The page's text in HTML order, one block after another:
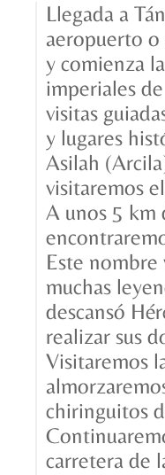
Llegada a
aeropuerto
y comienza
imperiales
visitas
y lugares
Asilah
visitaremos
A unos 5 km
Este nombre
muchas
descansó
realizar sus
Visitaremos
chiringuitos
carretera de